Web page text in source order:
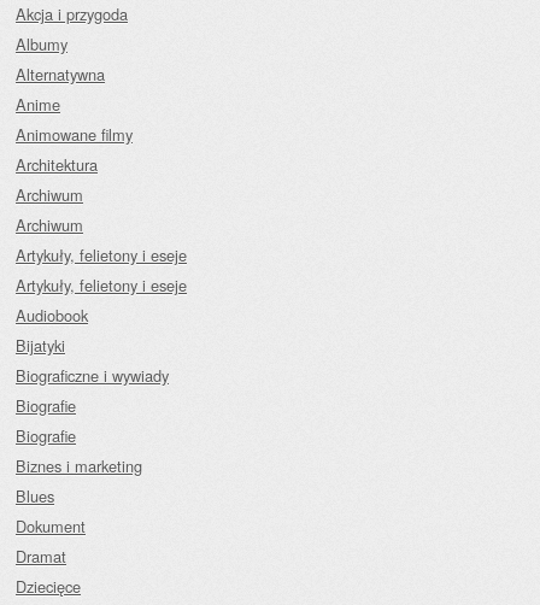
Akcja i przygoda
Albumy
Alternatywna
Anime
Animowane filmy
Architektura
Archiwum
Archiwum
Artykuły, felietony i eseje
Artykuły, felietony i eseje
Audiobook
Bijatyki
Biograficzne i wywiady
Biografie
Biografie
Biznes i marketing
Blues
Dokument
Dramat
Dziecięce